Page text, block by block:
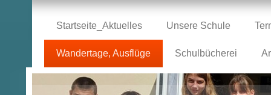
Startseite_Aktuelles Unsere Schule
Wandertage, Ausflüge Schulbücherei